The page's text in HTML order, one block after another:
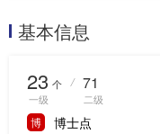
基本信息
23 个
一级
/ 71
二级
博 博士点